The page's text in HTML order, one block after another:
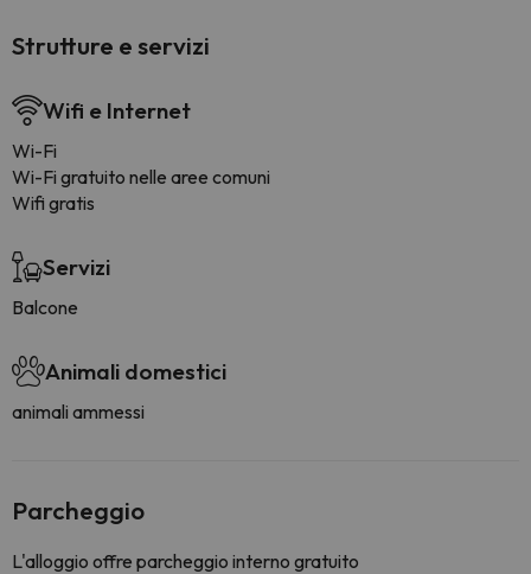
Strutture e servizi
Wifi e Internet
Wi-Fi
Wi-Fi gratuito nelle aree comuni
Wifi gratis
Servizi
Balcone
Animali domestici
animali ammessi
Parcheggio
L'alloggio offre parcheggio interno gratuito